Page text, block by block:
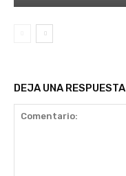
DEJA UNA RESPUESTA